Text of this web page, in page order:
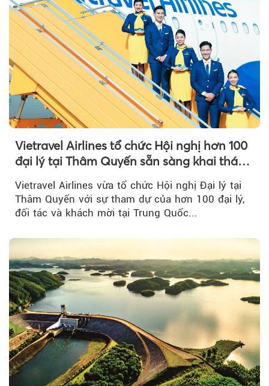
Vietravel Airlines tổ chức Hội nghị hơn 100
đại lý tại Thâm Quyến sẵn sàng khai thác
đường bay thẳng TP.HCM - Thâm Quyến
Vietravel Airlines vừa tổ chức Hội nghị Đại lý tại
Thâm Quyến với sự tham dự của hơn 100 đại lý,
đối tác và khách mời tại Trung Quốc...